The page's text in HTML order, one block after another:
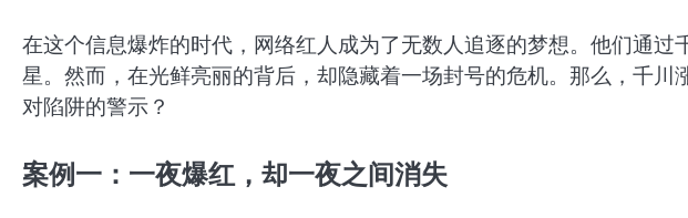
在这个信息爆炸的时代，网络红人成为了无数人追逐的梦想。他们通过
星。然而，在光鲜亮丽的背后，却隐藏着一场封号的危机。那么，千川
对陷阱的警示？
案例一：一夜爆红，却一夜之间消失